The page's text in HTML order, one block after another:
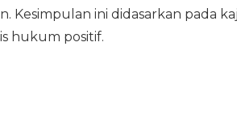
ini didasarkan pada
hukum positif.